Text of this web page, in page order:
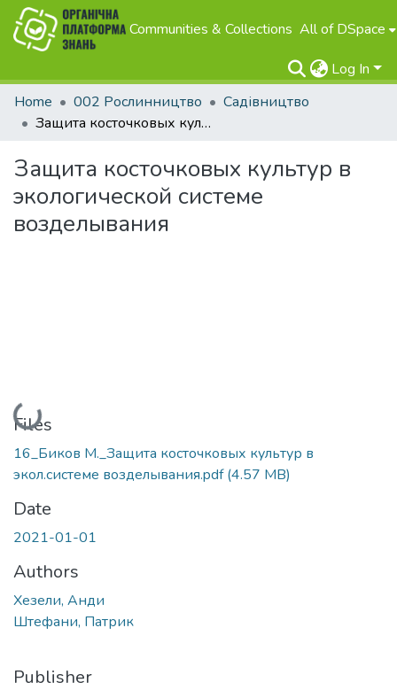
Communities & Collections All of DSpace
Log In
Home
002 Рослинництво
Садівництво
Защита косточковых культур в экологической системе возделывания
Защита косточковых культур в
экологической системе
возделывания
Loading...
Files
16_Биков М._Защита косточковых культур в
экол.системе возделывания.pdf(4.57 MB)
Date
2021-01-01
Authors
Хезели, Анди
Штефани, Патрик
Publisher